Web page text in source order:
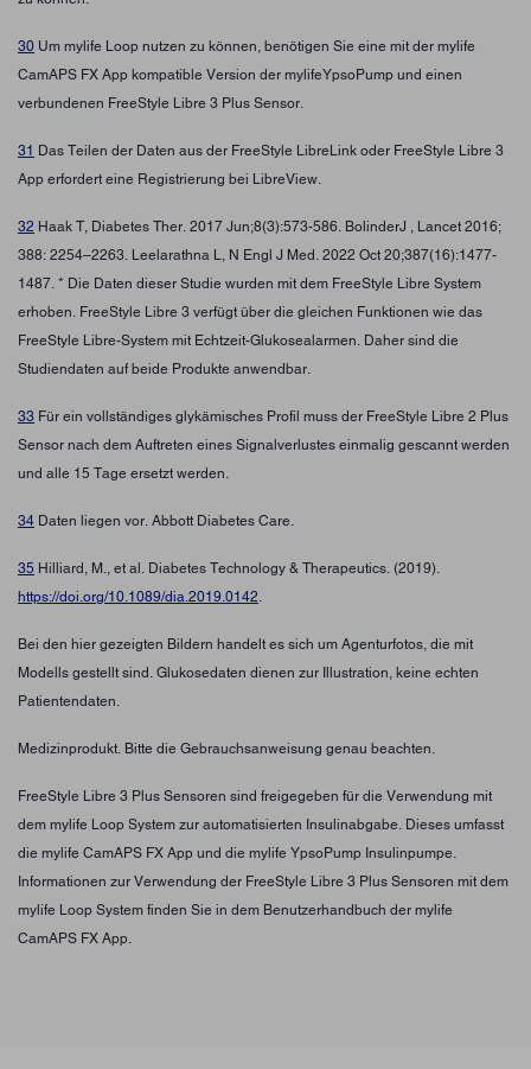
30 Um mylife Loop nutzen zu können, benötigen Sie eine mit der mylife
CamAPS FX App kompatible Version der mylifeYpsoPump und einen
verbundenen FreeStyle Libre 3 Plus Sensor.
31 Das Teilen der Daten aus der FreeStyle LibreLink oder FreeStyle Libre 3
App erfordert eine Registrierung bei LibreView.
32 Haak T, Diabetes Ther. 2017 Jun;8(3):573-586. BolinderJ , Lancet 2016;
388: 2254–2263. Leelarathna L, N Engl J Med. 2022 Oct 20;387(16):1477-
1487. * Die Daten dieser Studie wurden mit dem FreeStyle Libre System
erhoben. FreeStyle Libre 3 verfügt über die gleichen Funktionen wie das
FreeStyle Libre-System mit Echtzeit-Glukosealarmen. Daher sind die
Studiendaten auf beide Produkte anwendbar.
33 Für ein vollständiges glykämisches Profil muss der FreeStyle Libre 2 Plus
Sensor nach dem Auftreten eines Signalverlustes einmalig gescannt werden
und alle 15 Tage ersetzt werden.
34 Daten liegen vor. Abbott Diabetes Care.
35 Hilliard, M., et al. Diabetes Technology & Therapeutics. (2019).
https://doi.org/10.1089/dia.2019.0142.
Bei den hier gezeigten Bildern handelt es sich um Agenturfotos, die mit
Modells gestellt sind. Glukosedaten dienen zur Illustration, keine echten
Patientendaten.
Medizinprodukt. Bitte die Gebrauchsanweisung genau beachten.
FreeStyle Libre 3 Plus Sensoren sind freigegeben für die Verwendung mit
dem mylife Loop System zur automatisierten Insulinabgabe. Dieses umfasst
die mylife CamAPS FX App und die mylife YpsoPump Insulinpumpe.
Informationen zur Verwendung der FreeStyle Libre 3 Plus Sensoren mit dem
mylife Loop System finden Sie in dem Benutzerhandbuch der mylife
CamAPS FX App.